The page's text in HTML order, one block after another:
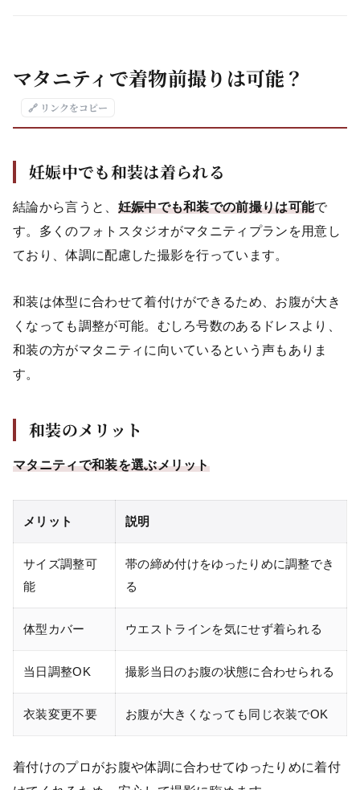
マタニティで着物前撮りは可能？
🔗 リンクをコピー
妊娠中でも和装は着られる
結論から言うと、 妊娠中でも和装での前撮りは可能で
す。多くのフォトスタジオがマタニティプランを用意し
ており、体調に配慮した撮影を行っています。
和装は体型に合わせて着付けができるため、お腹が大き
くなっても調整が可能。むしろ号数のあるドレスより、
和装の方がマタニティに向いているという声もありま
す。
和装のメリット
マタニティで和装を選ぶメリット
メリット 説明
サイズ調整可
能
帯の締め付けをゆったりめに調整でき
る
体型カバー ウエストラインを気にせず着られる
当日調整OK 撮影当日のお腹の状態に合わせられる
衣装変更不要 お腹が大きくなっても同じ衣装でOK
着付けのプロがお腹や体調に合わせてゆったりめに着付